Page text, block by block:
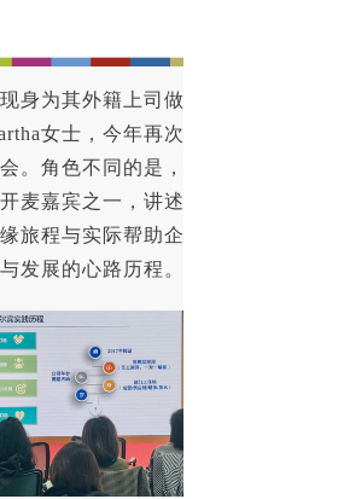
身为其外籍上司做翻
女士，今年再次来
。角色不同的是，今
麦嘉宾之一，讲述了
旅程与实际帮助企业
发展的心路历程。